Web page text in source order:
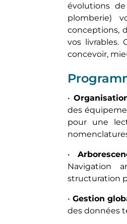
évolutions
plomberie)
conceptions,
vos livrables.
concevoir,
•
des
pour une
•
Navigation
structuration
• Gestion
des données